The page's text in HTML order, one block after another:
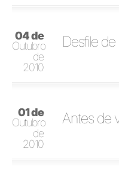
04 de
Outubro
de
2010
Desfile
01 de
Outubro
de
2010
Antes de